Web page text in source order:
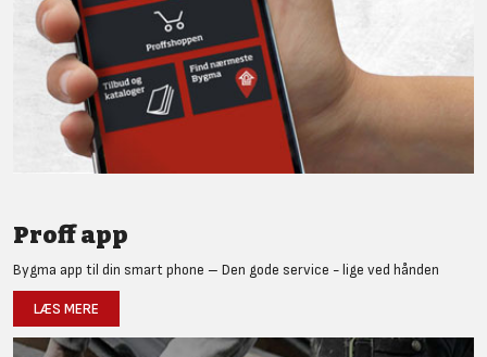
Proff app
Bygma app til din smart phone – Den gode service - lige ved hånden
LÆS MERE